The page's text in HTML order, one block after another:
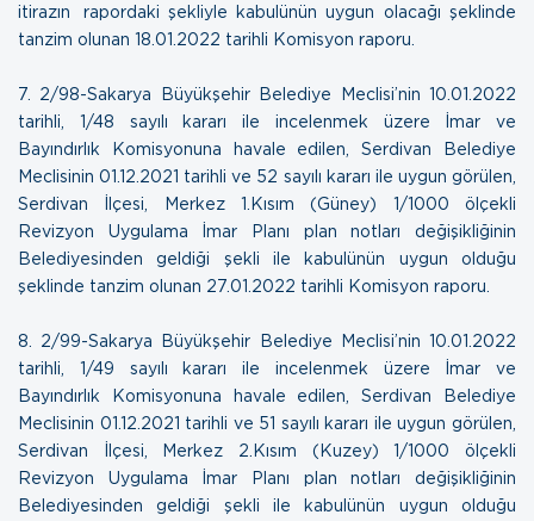
itirazın rapordaki şekliyle kabulünün uygun olacağı şeklinde
tanzim olunan 18.01.2022 tarihli Komisyon raporu
7.
2/98-Sakarya Büyükşehir Belediye Meclisi’nin 10.01.2022
tarihli, 1/48 sayılı kararı ile incelenmek üzere İmar ve
Bayındırlık Komisyonuna havale edilen, Serdivan Belediye
Meclisinin 01.12.2021 tarihli ve 52 sayılı kararı ile uygun görülen,
Serdivan İlçesi, Merkez 1.Kısım (Güney) 1/1000 ölçekli
Revizyon Uygulama İmar Planı plan notları değişikliğinin
Belediyesinden geldiği şekli ile kabulünün uygun olduğu
şeklinde tanzim olunan 27.01.2022 tarihli Komisyon raporu
8.
2/99-Sakarya Büyükşehir Belediye Meclisi’nin 10.01.2022
tarihli, 1/49 sayılı kararı ile incelenmek üzere İmar ve
Bayındırlık Komisyonuna havale edilen, Serdivan Belediye
Meclisinin 01.12.2021 tarihli ve 51 sayılı kararı ile uygun görülen,
Serdivan İlçesi, Merkez 2.Kısım (Kuzey) 1/1000 ölçekli
Revizyon Uygulama İmar Planı plan notları değişikliğinin
Belediyesinden geldiği şekli ile kabulünün uygun olduğu